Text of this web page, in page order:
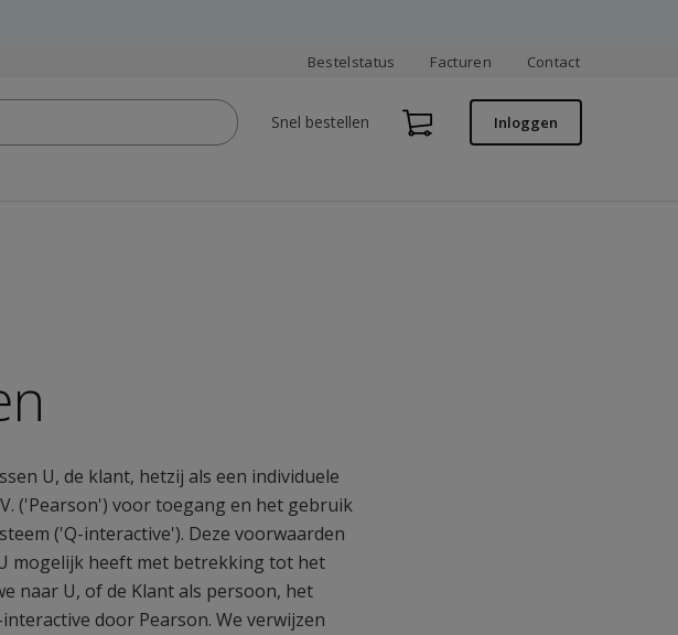
Bestelstatus Facturen Contact
Snel bestellen Inloggen
U, de klant, hetzij als een individuele
('Pearson') voor toegang en het gebruik
('Q-interactive'). Deze voorwaarden
mogelijk heeft met betrekking tot het
naar U, of de Klant als persoon, het
door Pearson. We verwijzen